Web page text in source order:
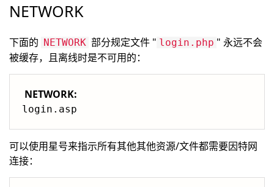
NETWORK
下面的 NETWORK 部分规定文件 " login.php " 永远不会
被缓存，且离线时是不可用的：
NETWORK:
可以使用星号来指示所有其他其他资源/文件都需要因特网
连接：